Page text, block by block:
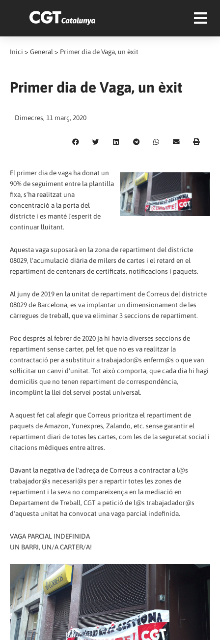
Inici > General > Primer dia de Vaga, un èxit
Primer dia de Vaga, un èxit
Dimecres, 11 març, 2020
El primer dia de vaga ha donat un
90% de seguiment entre la plantilla
fixa, s'ha realitzat una
concentració a la porta del
districte i es manté l'esperit de
continuar lluitant.
Aquesta vaga suposarà en la zona de repartiment del districte
08029, l'acumulació diària de milers de cartes i el retard en el
repartiment de centenars de certificats, notificacions i paquets.
Al juny de 2019 en la unitat de repartiment de Correus del districte
08029 de Barcelona, es va implantar un dimensionament de les
càrregues de treball, que va eliminar 3 seccions de repartiment.
Poc després al febrer de 2020 ja hi havia diverses seccions de
repartiment sense carter, pel fet que no es va realitzar la
contractació per a substituir a trabajador@s enferm@s o que van
sol·licitar un canvi d'unitat. Tot això comporta, que cada dia hi hagi
domicilis que no tenen repartiment de correspondència,
incomplint la llei del servei postal universal.
A aquest fet cal afegir que Correus prioritza el repartiment de
paquets de Amazon, Yunexpres, Zalando, etc. sense garantir el
repartiment diari de totes les cartes, com les de la seguretat social i
citacions mèdiques entre altres.
Davant la negativa de l'adreça de Correus a contractar a l@s
trabajador@s necesari@s per a repartir totes les zones de
repartiment i la seva no compareixença en la mediació en
Departament de Treball, CGT a petició de l@s trabajadador@s
d'aquesta unitat ha convocat una vaga parcial indefinida.
VAGA PARCIAL INDEFINIDA
UN BARRI, UN/A CARTER/A!